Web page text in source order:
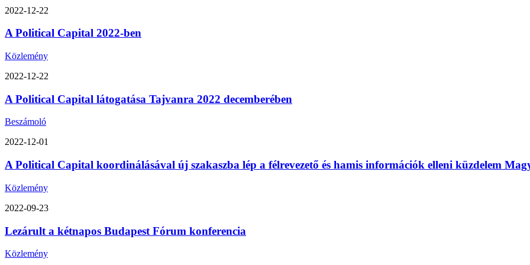
2022-12-22
A Political Capital 2022-ben
Közlemény
2022-12-22
A Political Capital látogatása Tajvanra 2022 decemberében
Beszámoló
2022-12-01
A Political Capital koordinálásával új szakaszba lép a félrevezető és hamis információk elleni küzdelem
Közlemény
2022-09-23
Lezárult a kétnapos Budapest Fórum konferencia
Közlemény